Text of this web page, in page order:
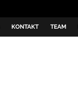
KONTAKT TEAM